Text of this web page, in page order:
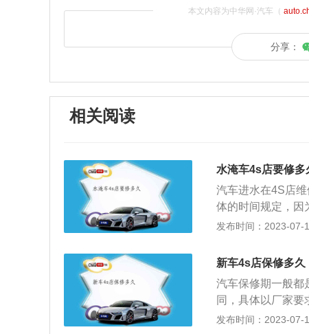
本文内容为中华网·汽车（
分享：
相关阅读
水淹车4s店要修多
汽车进水在4S店
体的时间规定，因
度如何，驾驶室里
要看一下4S店维
行水淹车的拆装
极线拆下来，以免
先检查发动机汽缸
里是否进水，机油
发布时间：2023-07-
新车4s店保修多久
汽车保修期一般都
同，具体以厂家
个条件任意一个条
发布时间：2023-07-